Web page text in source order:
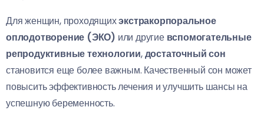
Для женщин, проходящихэкстракорпоральное
оплодотворение (ЭКО) или другие вспомогательные
репродуктивные технологии,достаточный сон
становится еще более важным. Качественный сон может
повысить эффективность лечения и улучшить шансы на
успешную беременность.